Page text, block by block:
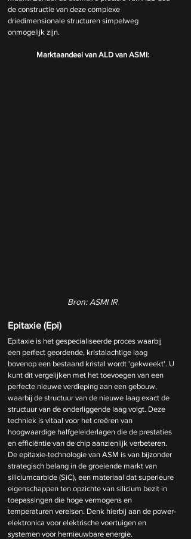
de constructie van deze complexe
driedimensionale structuren simpelweg
onmogelijk zijn.
Marktaandeel van ALD van ASMI:
Bron: ASMI IR
Epitaxie (Epi)
Epitaxie is het gespecialiseerde proces waarbij
een perfect geordende, kristalachtige laag
bovenop een bestaand kristal wordt 'gekweekt'. U
kunt dit vergelijken met het toevoegen van een
perfecte nieuwe verdieping aan een gebouw,
waarbij de structuur van de nieuwe laag exact de
structuur van de onderliggende laag volgt. Deze
techniek is vitaal voor het creëren van
hoogwaardige halfgeleiderlagen die de prestaties
en efficiëntie van de chip aanzienlijk verbeteren.
De epitaxie-technologie van ASM is van bijzonder
strategisch belang in de groeiende markt van
siliciumcarbide (SiC), een materiaal dat superieure
eigenschappen ten opzichte van silicium bezit in
toepassingen die hoge vermogens en
temperaturen vereisen. Denk hierbij aan de power-
elektronica voor elektrische voertuigen en
systemen voor hernieuwbare energie.